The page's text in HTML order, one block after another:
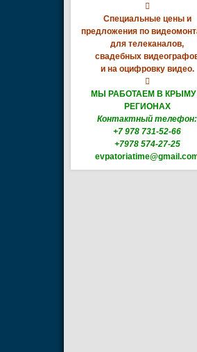

Специальные цены и
предложения по
для телеканалов,
свадебных
и на оцифровку видео.

МЫ РАБОТАЕМ В КРЫМУ
РЕГИОНАХ
Контактный телефон:
+7 978 731-52-66
+7978 574-27-25